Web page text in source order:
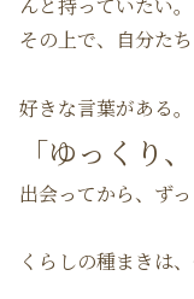
その上で、自分た
好きな言葉がある。
「ゆっくり
出会ってから、ず
くらしの種まきは